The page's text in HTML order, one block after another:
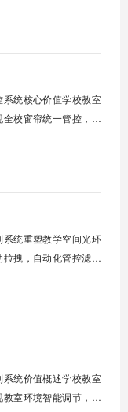
控制系统，实现温度
护六大模块一体化运
细化风扇管理方案。
统核心价值学校教室
校窗帘统一管控，提
成全校窗帘开合，节
适教学环境。节能减
帘使用寿命，降低学
统重塑教学空间光环
拽，自动化管控滤除
适配多媒体教学、考
。智能光感调节1. 动
室外照度参数。光照
统价值概述学校教室
室环境智能调节，提